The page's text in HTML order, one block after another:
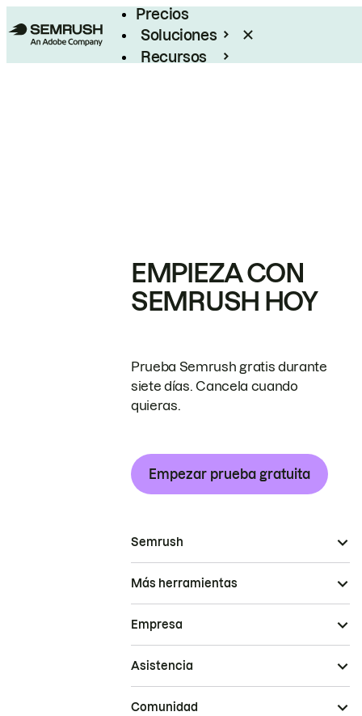
Precios
Soluciones
Recursos
EMPIEZA CON
SEMRUSH HOY
Prueba Semrush gratis durante
siete días. Cancela cuando
quieras.
Empezar prueba gratuita
Semrush
Más herramientas
Empresa
Asistencia
Comunidad